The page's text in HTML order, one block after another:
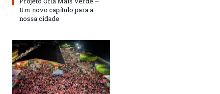
Um novo capítulo para a
nossa cidade